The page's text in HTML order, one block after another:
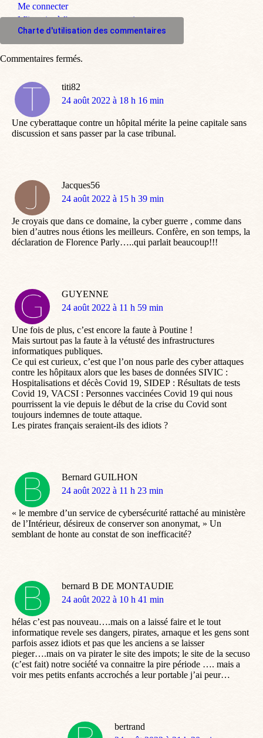
Me connecter
M'inscrire à l'espace commentaire
Charte d'utilisation des commentaires
titi82
dit
24 août 2022 à 18 h 16 min
Une cyberattaque contre un hôpital mérite la peine capitale sans
discussion et sans passer par la case tribunal.
Jacques56
dit
24 août 2022 à 15 h 39 min
Je croyais que dans ce domaine, la cyber guerre , comme dans
bien d’autres nous étions les meilleurs. Confère, en son temps, la
déclaration de Florence Parly…..qui parlait beaucoup!!!
GUYENNE
dit
24 août 2022 à 11 h 59 min
Une fois de plus, c’est encore la faute à Poutine !
Mais surtout pas la faute à la vétusté des infrastructures
informatiques publiques.
Ce qui est curieux, c’est que l’on nous parle des cyber attaques
contre les hôpitaux alors que les bases de données SIVIC :
Hospitalisations et décès Covid 19, SIDEP : Résultats de tests
Covid 19, VACSI : Personnes vaccinées Covid 19 qui nous
pourrissent la vie depuis le début de la crise du Covid sont
toujours indemnes de toute attaque.
Les pirates français seraient-ils des idiots ?
Bernard GUILHON
dit
24 août 2022 à 11 h 23 min
« le membre d’un service de cybersécurité rattaché au ministère
de l’Intérieur, désireux de conserver son anonymat, » Un
semblant de honte au constat de son inefficacité?
bernard B DE MONTAUDIE
dit
24 août 2022 à 10 h 41 min
hélas c’est pas nouveau….mais on a laissé faire et le tout
informatique revele ses dangers, pirates, arnaque et les gens sont
parfois assez idiots et pas que les anciens a se laisser
pieger….mais on va pirater le site des impots; le site de la secuso
(c’est fait) notre société va connaitre la pire période …. mais a
voir mes petits enfants accrochés a leur portable j’ai peur…
bertrand
Commentaires fermés.